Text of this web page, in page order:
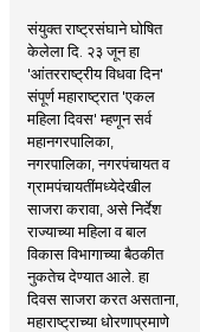
संयुक्त राष्ट्रसंघाने घोषित
केलेला दि. २३ जून हा
'आंतरराष्ट्रीय विधवा दिन'
संपूर्ण महाराष्ट्रात 'एकल
महिला दिवस' म्हणून सर्व
महानगरपालिका,
नगरपालिका, नगरपंचायत व
ग्रामपंचायतींमध्येदेखील
साजरा करावा, असे निर्देश
राज्याच्या महिला व बाल
विकास विभागाच्या बैठकीत
नुकतेच देण्यात आले. हा
दिवस साजरा करत असताना,
महाराष्ट्राच्या धोरणाप्रमाणे